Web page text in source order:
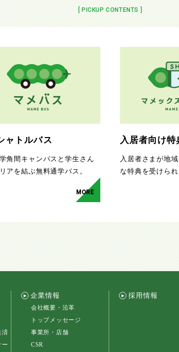
[ PICKUP CONTENTS ]
ャトルバス
角間キャンパスと学生さん
アを結ぶ無料通学バス。
MORE
入居者向け特
入居者さまが地
な特典を受けられ
済
ー
企業情報
会社概要・沿革
トップメッセージ
事業所・店舗
CSR
採用情報